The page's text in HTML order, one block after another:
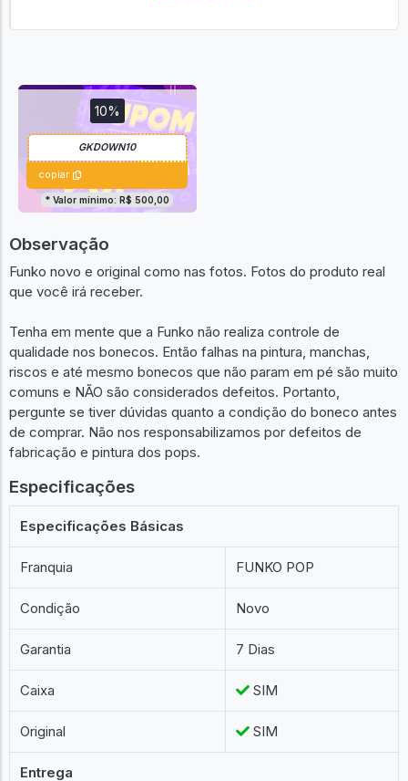
10%
copiar
* Valor mínimo: R$ 500,00
Observação
Funko novo e original como nas fotos. Fotos do produto real
que você irá receber.
Tenha em mente que a Funko não realiza controle de
qualidade nos bonecos. Então falhas na pintura, manchas,
riscos e até mesmo bonecos que não param em pé são muito
comuns e NÃO são considerados defeitos. Portanto,
pergunte se tiver dúvidas quanto a condição do boneco antes
de comprar. Não nos responsabilizamos por defeitos de
fabricação e pintura dos pops.
Especificações
Especificações Básicas
Franquia FUNKO POP
Condição Novo
Garantia 7 Dias
Caixa SIM
Original SIM
Entrega